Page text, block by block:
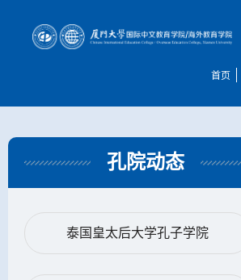
首页
孔院动态
泰国皇太后大学孔子学院